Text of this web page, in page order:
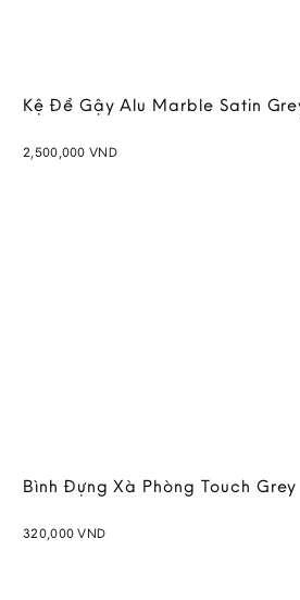
Kệ Để Gậy Alu Marble Satin
2,500,000 VND
Bình Đựng Xà Phòng Touch Grey
320,000VND